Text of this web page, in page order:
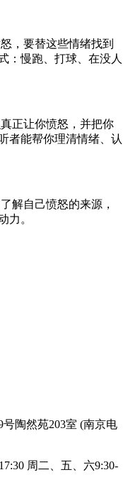
，要替这些情绪找到
：慢跑、打球、在没人
正让你愤怒，并把你
者能帮你理清情绪、认
自己愤怒的来源，
力。
陶然苑203室 (南京电
周二、五、六9:30-